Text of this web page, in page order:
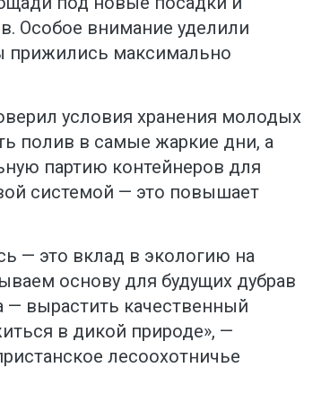
Особое внимание уделили
прижились максимально
условия хранения молодых
полив в самые жаркие дни, а
партию контейнеров для
системой — это повышает
— это вклад в экологию на
основу для будущих дубрав
— вырастить качественный
в дикой природе», —
лесоохотничье